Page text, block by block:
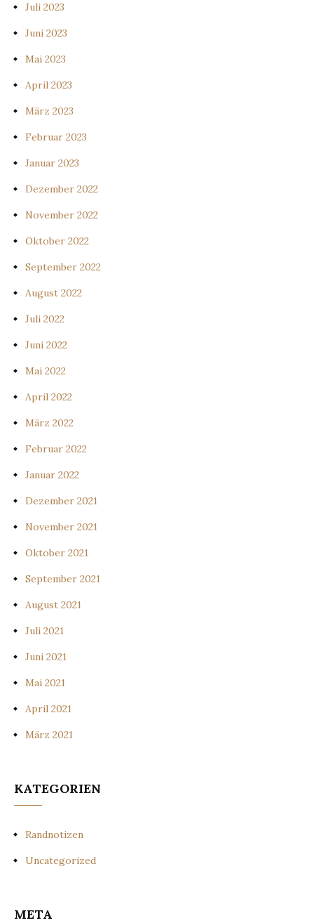
Juli 2023
Juni 2023
Mai 2023
April 2023
März 2023
Februar 2023
Januar 2023
Dezember 2022
November 2022
Oktober 2022
September 2022
August 2022
Juli 2022
Juni 2022
Mai 2022
April 2022
März 2022
Februar 2022
Januar 2022
Dezember 2021
November 2021
Oktober 2021
September 2021
August 2021
Juli 2021
Juni 2021
Mai 2021
April 2021
März 2021
KATEGORIEN
Randnotizen
Uncategorized
META